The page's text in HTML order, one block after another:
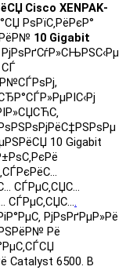
Cisco XENPAK-
РѕРїС‚РёРєР°
10 Gigabit
СЃ
10 Gigabit
СЃРµС‚СЏС…
СЃРµС‚СЏС….
РјРѕРґРµР»Рё
Рё
Catalyst 6500. В